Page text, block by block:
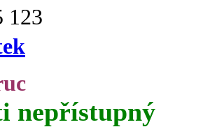
123
nepřístupný